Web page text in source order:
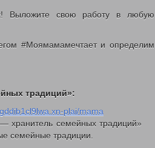
Выложите свою работу в любую
#Моямамамечтает и определим
традиций»:
plai/mama
хранитель семейных традиций»
семейные традиции.